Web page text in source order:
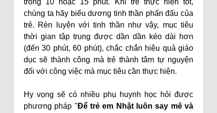
trong 10 hoặc 15 phút. Khi trẻ thực hiện tốt,
chúng ta hãy biểu dương tinh thần phấn đấu của
trẻ. Rèn luyện với tinh thần như vậy, mục tiêu
thời gian tập trung được dần dần kéo dài hơn
(đến 30 phút, 60 phút), chắc chắn hiệu quả giáo
dục sẽ thành công mà trẻ thành tâm tự nguyện
đối với công việc mà mục tiêu cần thực hiện.
Hy vọng sẽ có nhiều phụ huynh học hỏi được
phương pháp "Để trẻ em Nhật luôn say mê và